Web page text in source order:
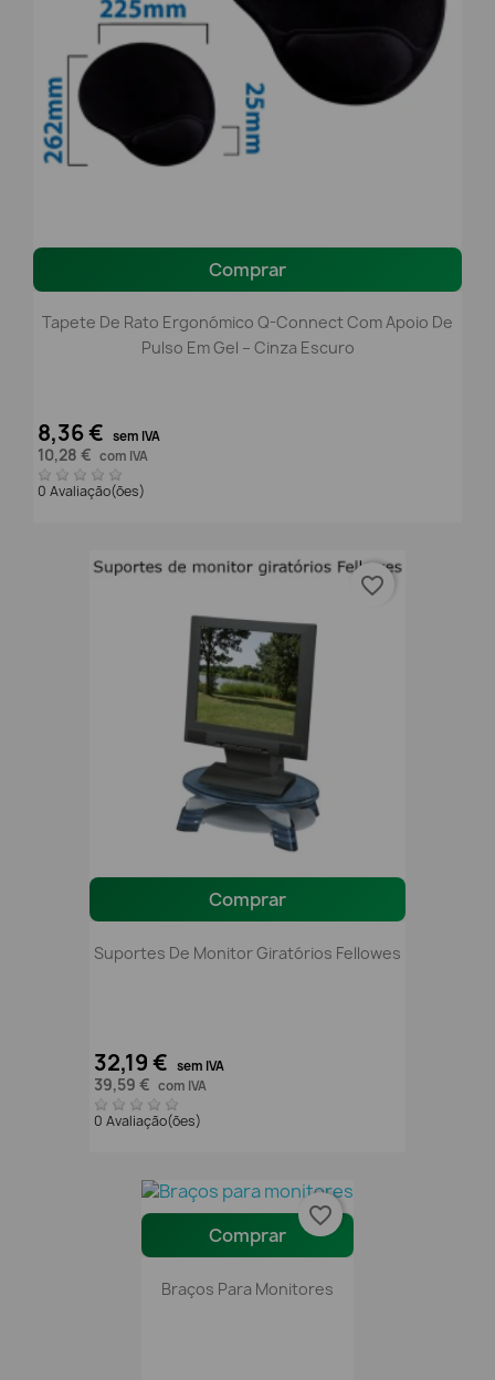
Comprar
Tapete De Rato Ergonómico Q-Connect Com Apoio De
Pulso Em Gel – Cinza Escuro
8,36 € sem IVA
10,28 € com IVA
0 Avaliação(ões)
Comprar
Suportes De Monitor Giratórios Fellowes
32,19 € sem IVA
39,59 € com IVA
0 Avaliação(ões)
favorite_border
Comprar
Braços Para Monitores
favorite_border